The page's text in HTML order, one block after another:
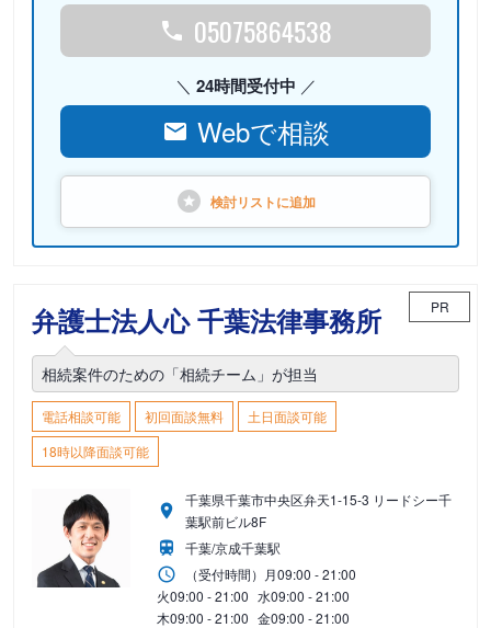
05075864538
24時間受付中
Webで相談
検討リストに追加
弁護士法人心 千葉法律事務所 PR
相続案件のための「相続チーム」が担当
電話相談可能 初回面談無料
土日面談可能
18時以降面談可能
千葉県千葉市中央区弁天1-15-3 リードシー千
葉駅前ビル8F
千葉/京成千葉駅
（受付時間） 月09:00 - 21:00
火09:00 - 21:00 水09:00 - 21:00
木09:00 - 21:00 金09:00 - 21:00